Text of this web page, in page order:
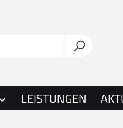
LEISTUNGEN